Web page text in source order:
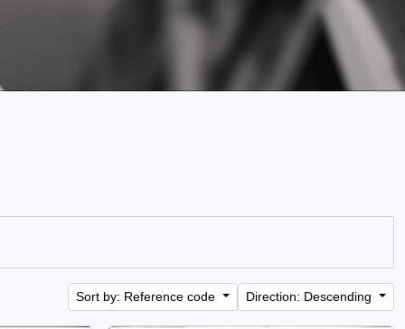
Sort by: Reference code Direction: Descending